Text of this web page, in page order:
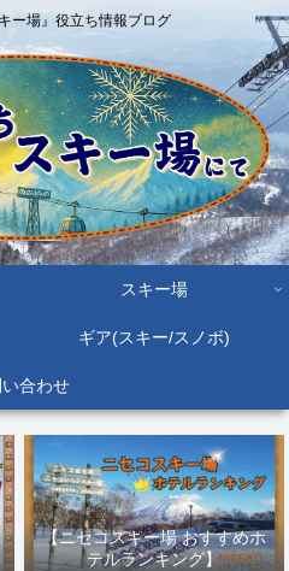
ー場』役立ち情報ブログ
スキー場
ギア(スキー/スノボ)
合わせ
【ニセコスキー場 おすすめホ
テルランキング】